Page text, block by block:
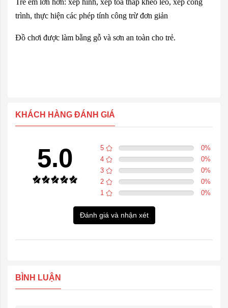
Trẻ em lớn hơn: xếp hình, xếp toà tháp khéo léo, xếp công
trình, thực hiện các phép tính công trừ đơn giản
Đồ chơi được làm bằng gỗ và sơn an toàn cho trẻ.
KHÁCH HÀNG ĐÁNH GIÁ
5.0 5 0%
4
0%
3
0%
2
0%
1
0%
Đánh giá và nhận xét
BÌNH LUẬN